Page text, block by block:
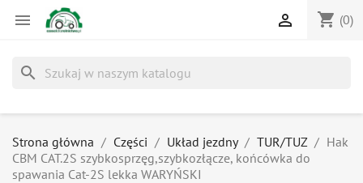
 shopping_cart (0)

search
Strona główna Części Układ jezdny TUR/TUZ
Hak
CBM CAT.2S szybkosprzęg,szybkozłącze, końcówka do
spawania Cat-2S lekka WARYŃSKI